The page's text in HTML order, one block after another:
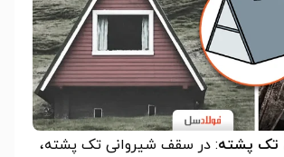
تک پشته: در سقف شیروانی تک پشته،